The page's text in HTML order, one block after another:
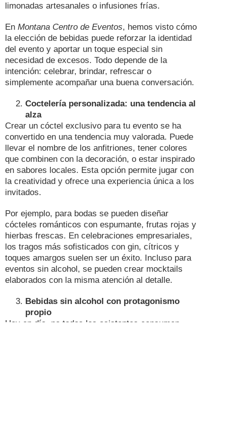
limonadas artesanales o infusiones frías.
En Montana Centro de Eventos, hemos visto cómo
la elección de bebidas puede reforzar la identidad
del evento y aportar un toque especial sin
necesidad de excesos. Todo depende de la
intención: celebrar, brindar, refrescar o
simplemente acompañar una buena conversación.
Coctelería personalizada: una tendencia al
alza
Crear un cóctel exclusivo para tu evento se ha
convertido en una tendencia muy valorada. Puede
llevar el nombre de los anfitriones, tener colores
que combinen con la decoración, o estar inspirado
en sabores locales. Esta opción permite jugar con
la creatividad y ofrece una experiencia única a los
invitados.
Por ejemplo, para bodas se pueden diseñar
cócteles románticos con espumante, frutas rojas y
hierbas frescas. En celebraciones empresariales,
los tragos más sofisticados con gin, cítricos y
toques amargos suelen ser un éxito. Incluso para
eventos sin alcohol, se pueden crear mocktails
elaborados con la misma atención al detalle.
Bebidas sin alcohol con protagonismo
propio
Hoy en día, no todos los asistentes consumen